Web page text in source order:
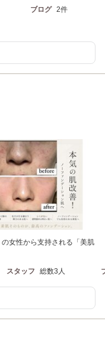
ブログ 2件
女性から支持される「美肌
スタッフ 総数3人